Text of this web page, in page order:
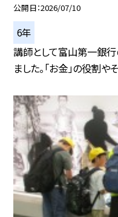
公開日 2026/07/10
6年
講師として富山第一銀行
ました。「お金」の役割や